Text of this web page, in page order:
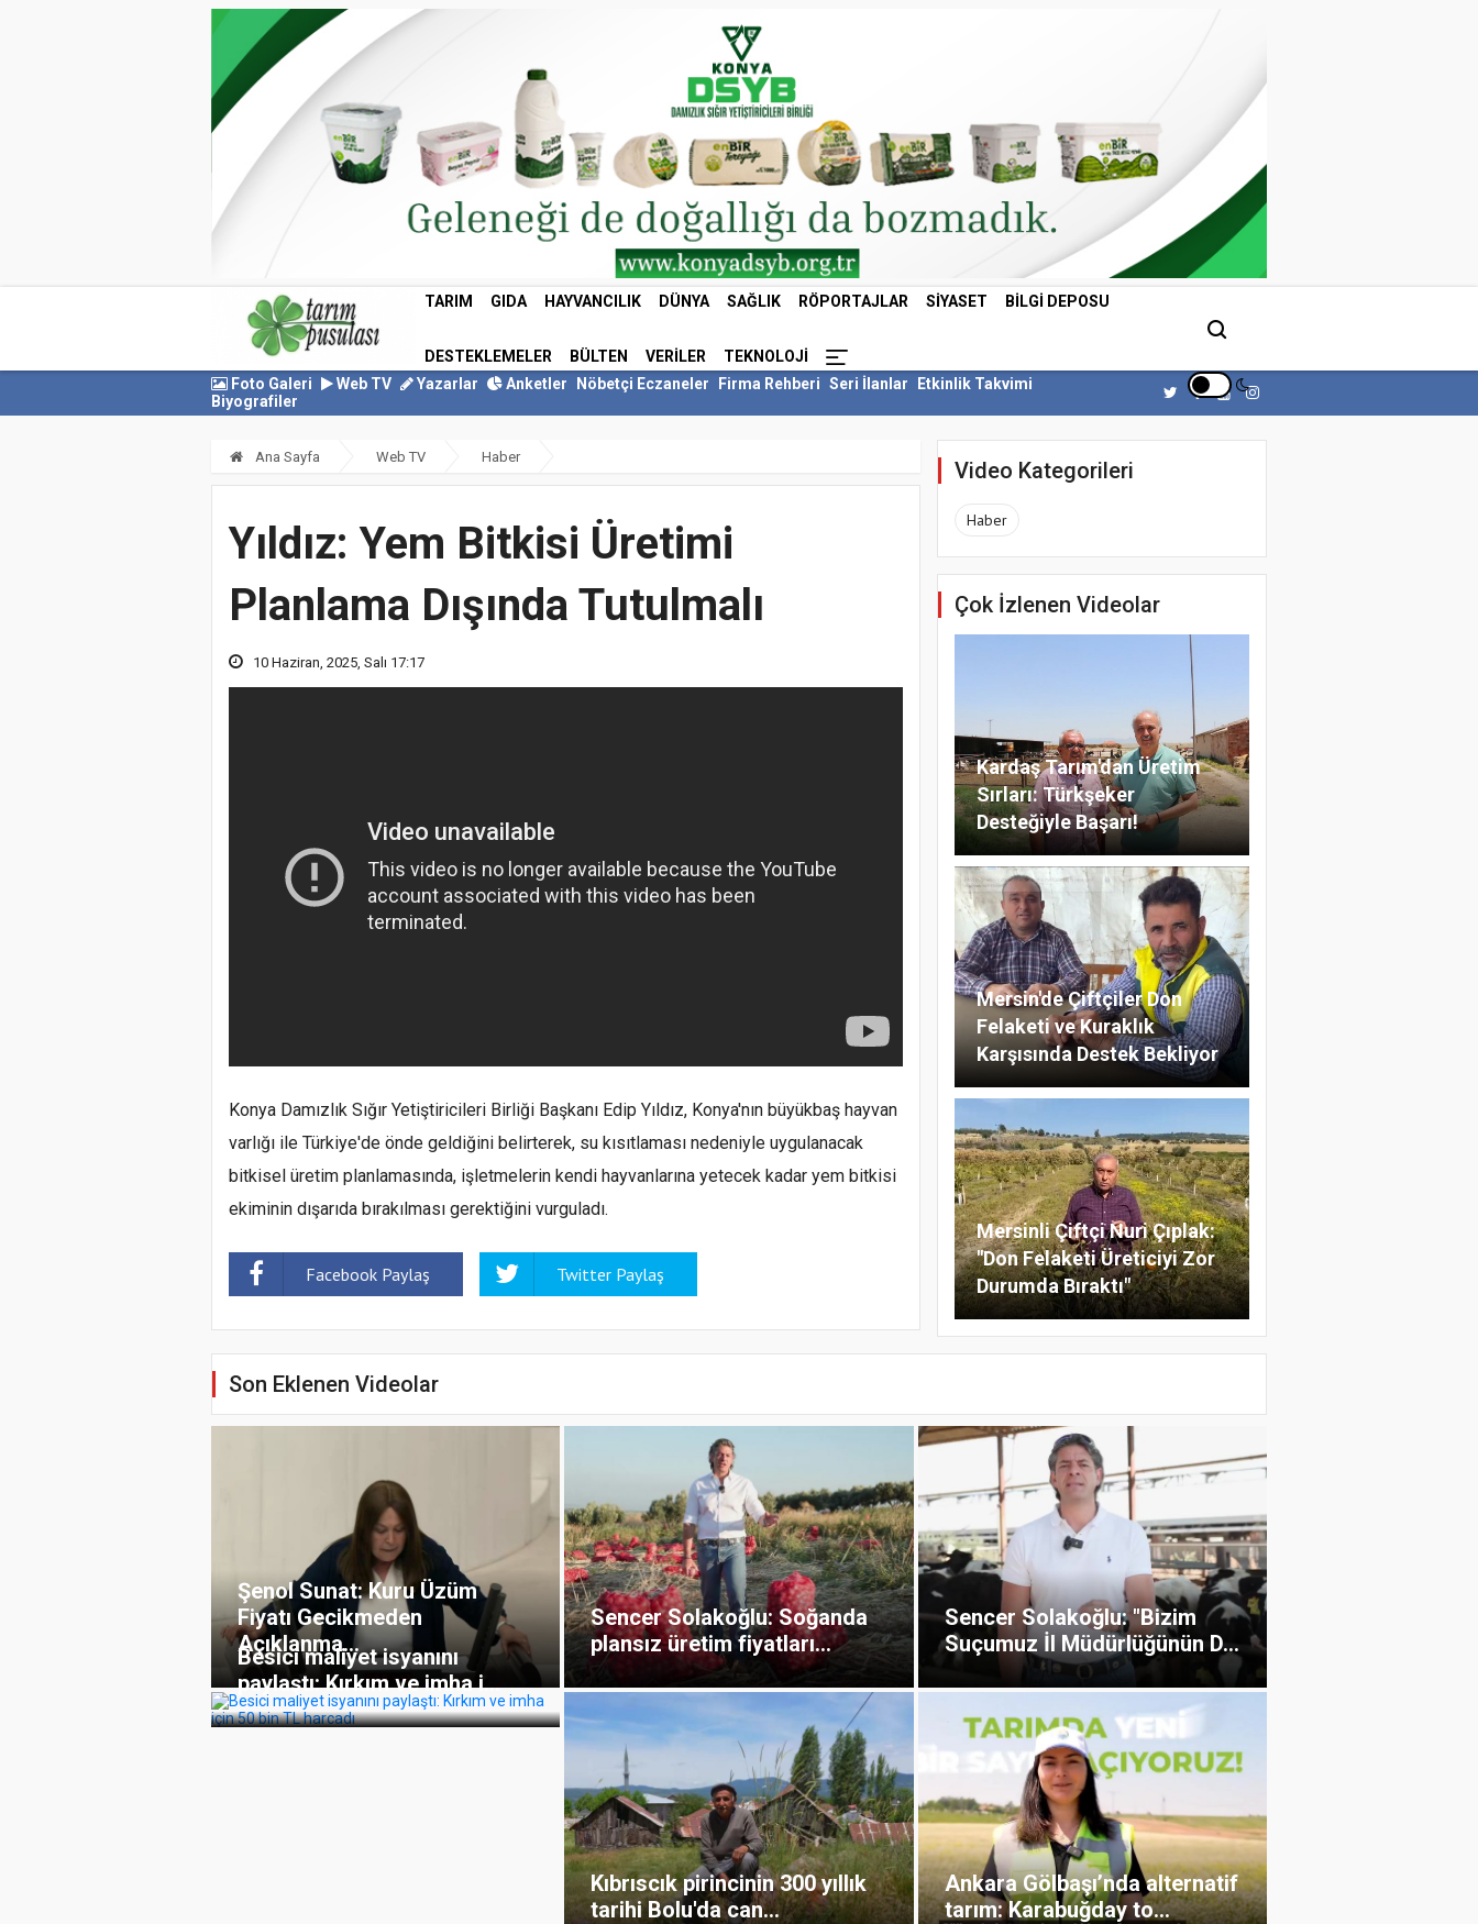
TARIM GIDA HAYVANCILIK DÜNYA SAĞLIK RÖPORTAJLAR SIYASET BILGI DEPOSU
DESTEKLEMELER BÜLTEN VERILER
TEKNOLOJI
Foto Galeri
Web TV Yazarlar Anketler Nöbetçi Eczaneler Firma Rehberi Seri İlanlar
Etkinlik Takvimi
Biyografiler
Ana Sayfa Web TV Haber
Yıldız: Yem Bitkisi Üretimi
Planlama Dışında Tutulmalı
10 Haziran, 2025, Salı 17:17
Konya Damızlık Sığır Yetiştiricileri Birliği Başkanı Edip Yıldız, Konya'nın büyükbaş hayvan
varlığı ile Türkiye'de önde geldiğini belirterek, su kısıtlaması nedeniyle uygulanacak
bitkisel üretim planlamasında, işletmelerin kendi hayvanlarına yetecek kadar yem bitkisi
ekiminin dışarıda bırakılması gerektiğini vurguladı.
Facebook Paylaş Twitter Paylaş
Video Kategorileri
Haber
Çok İzlenen Videolar
Kardaş Tarım'dan Üretim
Sırları: Türkşeker
Desteğiyle Başarı!
Mersin'de Çiftçiler Don
Felaketi ve Kuraklık
Karşısında Destek Bekliyor
Mersinli Çiftçi Nuri Çıplak:
"Don Felaketi Üreticiyi Zor
Durumda Bıraktı"
Son Eklenen Videolar
Şenol Sunat: Kuru Üzüm
Fiyatı Gecikmeden
Açıklanma...
Sencer Solakoğlu: Soğanda
plansız üretim fiyatları...
Sencer Solakoğlu: "Bizim
Suçumuz İl Müdürlüğünün D...
Besici maliyet isyanını
paylaştı: Kırkım ve imha i...
Kıbrıscık pirincinin 300 yıllık
tarihi Bolu'da can...
Ankara Gölbaşı’nda alternatif
tarım: Karabuğday to...